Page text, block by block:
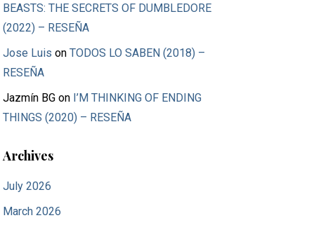
BEASTS: THE SECRETS OF DUMBLEDORE
(2022) – RESEÑA
Jose Luis on TODOS LO SABEN (2018) –
RESEÑA
Jazmín BGon I’M THINKING OF ENDING
THINGS (2020) – RESEÑA
Archives
July 2026
March 2026